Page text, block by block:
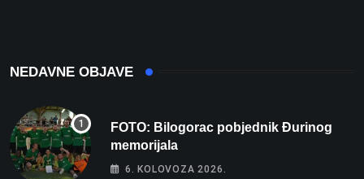
NEDAVNE OBJAVE
FOTO: Bilogorac pobjednik Đurinog
memorijala
6. KOLOVOZA 2026.